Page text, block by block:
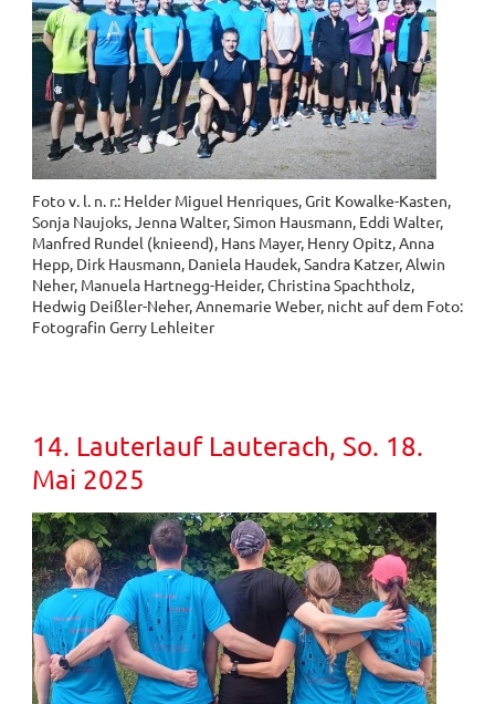
Foto v. l. n. r.: Helder Miguel Henriques, Grit Kowalke-Kasten,
Sonja Naujoks, Jenna Walter, Simon Hausmann, Eddi Walter,
Manfred Rundel (knieend), Hans Mayer, Henry Opitz, Anna
Hepp, Dirk Hausmann, Daniela Haudek, Sandra Katzer, Alwin
Neher, Manuela Hartnegg-Heider, Christina Spachtholz,
Hedwig Deißler-Neher, Annemarie Weber, nicht auf dem Foto:
Fotografin Gerry Lehleiter
14. Lauterlauf Lauterach, So. 18.
Mai 2025